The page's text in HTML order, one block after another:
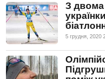
З
5 грудня, 2020